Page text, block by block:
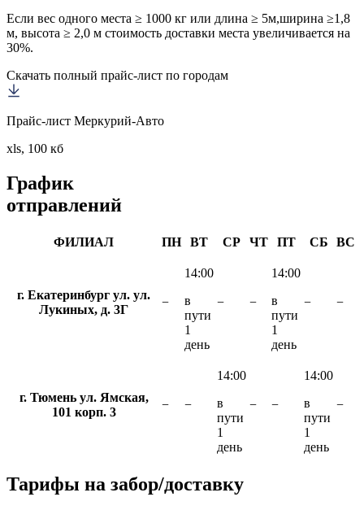
Если вес одного места ≥ 1000 кг или длина ≥ 5м,ширина ≥1,8
м, высота ≥ 2,0 м стоимость доставки места увеличивается на
30%.
Скачать полный прайс-лист по городам
Прайс-лист Меркурий-Авто
xls, 100 кб
График
отправлений
ФИЛИАЛ ПН ВТ СР ЧТ ПТ СБ ВС
г. Екатеринбург ул. ул.
Лукиных, д. 3Г
−
14:00
в
пути
1
день
− −
14:00
в
пути
1
день
− −
г. Тюмень ул. Ямская,
101 корп. 3
− −
14:00
в
пути
1
день
− −
14:00
в
пути
1
день
−
Тарифы на забор/доставку